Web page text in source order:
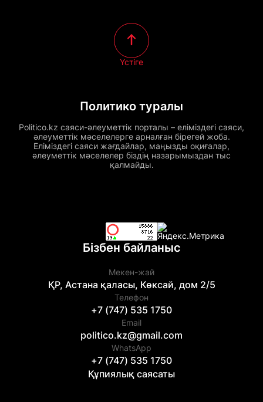
Политико туралы
Politico.kz саяси-әлеуметтік порталы – еліміздегі саяси,
әлеуметтік мәселелерге арналған бірегей жоба.
Еліміздегі саяси жағдайлар, маңызды оқиғалар,
әлеуметтік мәселелер біздің назарымыздан тыс
қалмайды.
Үстіге
Бізбен байланыс
Мекен-жай
ҚР, Астана қаласы, Көксай, дом 2/5
Телефон
+7 (747) 535 1750
Email
politico.kz@gmail.com
WhatsApp
+7 (747) 535 1750
Құпиялық саясаты